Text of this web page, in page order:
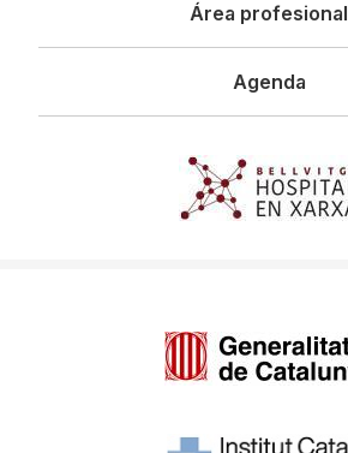
Área profesional
Agenda